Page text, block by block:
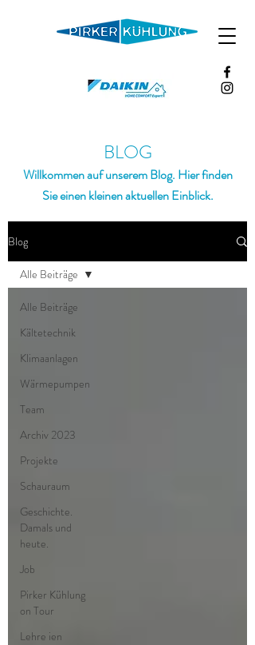
BLOG
Willkommen auf unserem Blog. Hier finden
Sie einen kleinen aktuellen Einblick.
Blog
Alle Beiträge
Kältetechnik
Klimaanlagen
Wärmepumpen
Team
Archiv 2023
Projekte
Schauraum
Geschichte.
Damals und
heute.
Job
Pirker Kühlung
on Tour
Lehre ien
Alle Beiträge